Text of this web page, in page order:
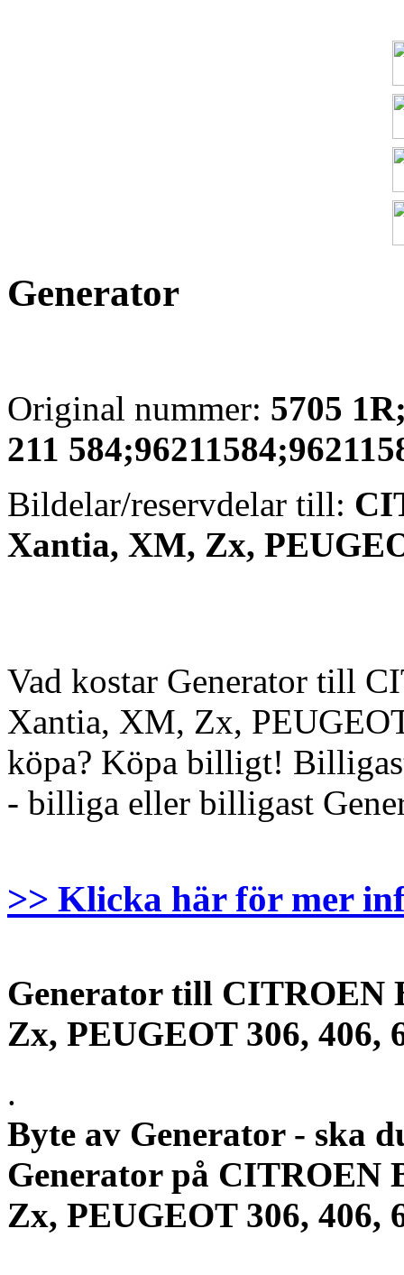
Generator
Original nummer: 5705
211
Bildelar/reservdelar till:
Xantia, XM, Zx,
Vad kostar Generator till
Xantia, XM, Zx,
köpa? Köpa billigt!
- billiga eller billigast
>> Klicka här för mer
Generator till CITROEN
Zx, PEUGEOT 306, 406,
.
Byte av Generator - ska
Generator på CITROEN
Zx, PEUGEOT 306, 406,